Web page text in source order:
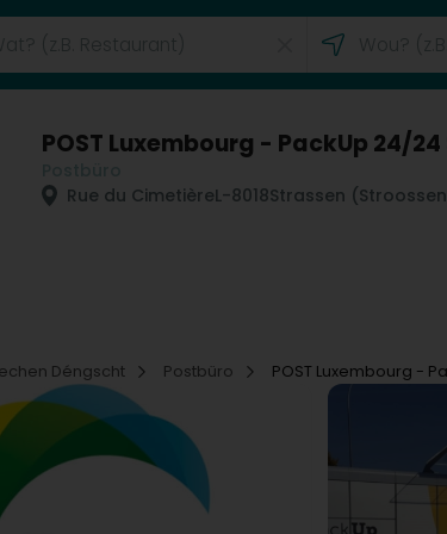
POST Luxembourg - PackUp 24/24
Rue du CimetièreL-8018Strassen
Déngscht Postbüro POST Luxembourg -